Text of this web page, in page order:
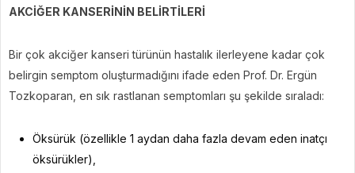
AKCİĞER KANSERİNİN BELİRTİLERİ
Bir çok akciğer kanseri türünün hastalık ilerleyene kadar çok
belirgin semptom oluşturmadığını ifade eden Prof. Dr. Ergün
Tozkoparan, en sık rastlanan semptomları şu şekilde sıraladı:
Öksürük (özellikle 1 aydan daha fazla devam eden inatçı
öksürükler),